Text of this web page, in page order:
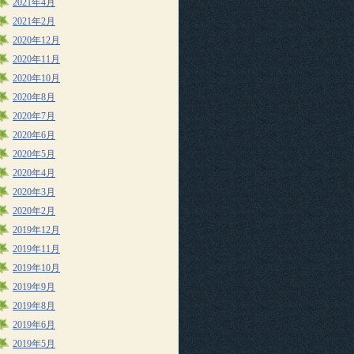
2021年4月
2021年2月
2020年12月
2020年11月
2020年10月
2020年8月
2020年7月
2020年6月
2020年5月
2020年4月
2020年3月
2020年2月
2019年12月
2019年11月
2019年10月
2019年9月
2019年8月
2019年6月
2019年5月